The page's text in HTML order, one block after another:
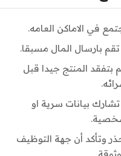
في الاماكن العامه.
تقم بارسال المال مسبقا.
بتفقد المنتج جيدا قبل
تشارك بيانات سرية او
وتأكد أن جهة التوظيف